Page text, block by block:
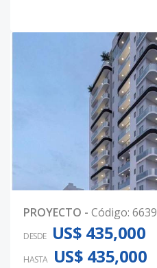
PROYECTO - Código: 6639
DESDE US$ 435,000
HASTA US$ 435,000